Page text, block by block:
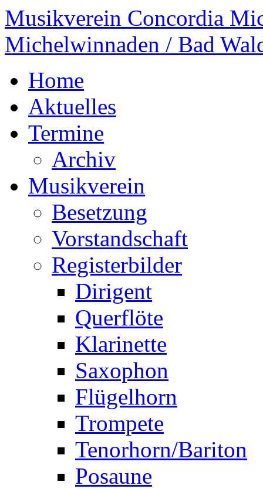
Musikverein Concordia
Michelwinnaden / Bad
Home
Aktuelles
Termine
Archiv
Musikverein
Besetzung
Vorstandschaft
Registerbilder
Dirigent
Querflöte
Klarinette
Saxophon
Flügelhorn
Trompete
Tenorhorn/Bariton
Posaune